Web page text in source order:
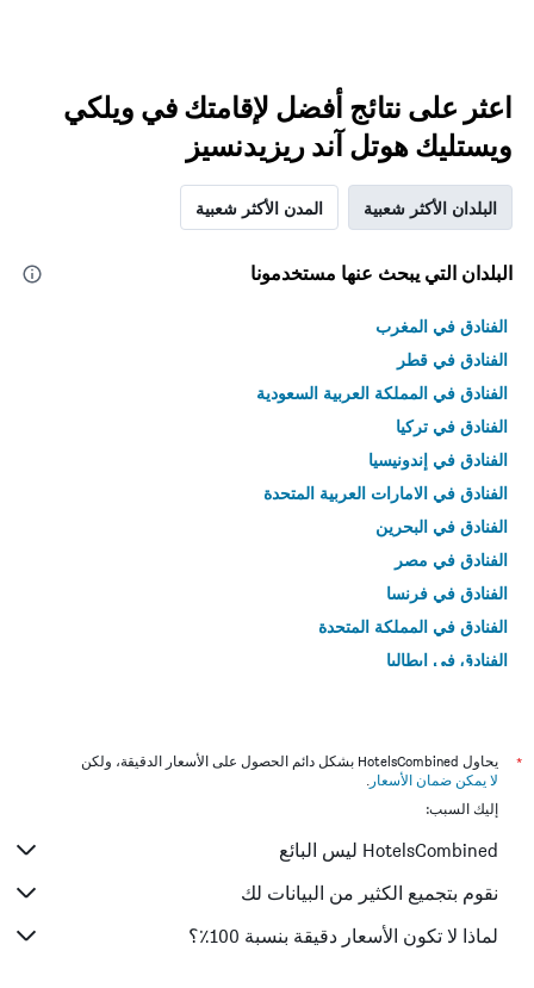
اعثر على نتائج أفضل لإقامتك في ويلكي
ويستليك هوتل آند ريزيدنسيز
البلدان الأكثر شعبية المدن الأكثر شعبية
البلدان التي يبحث عنها مستخدمونا
الفنادق في المغرب
الفنادق في قطر
الفنادق في المملكة العربية السعودية
الفنادق في تركيا
الفنادق في إندونيسيا
الفنادق في الامارات العربية المتحدة
الفنادق في البحرين
الفنادق في مصر
الفنادق في فرنسا
الفنادق في المملكة المتحدة
الفنادق في إيطاليا
*
يحاول HotelsCombined بشكل دائم الحصول على الأسعار الدقيقة، ولكن
لا يمكن ضمان الأسعار .
إليك السبب:
HotelsCombined ليس البائع
نقوم بتجميع الكثير من البيانات لك
لماذا لا تكون الأسعار دقيقة بنسبة 100٪؟